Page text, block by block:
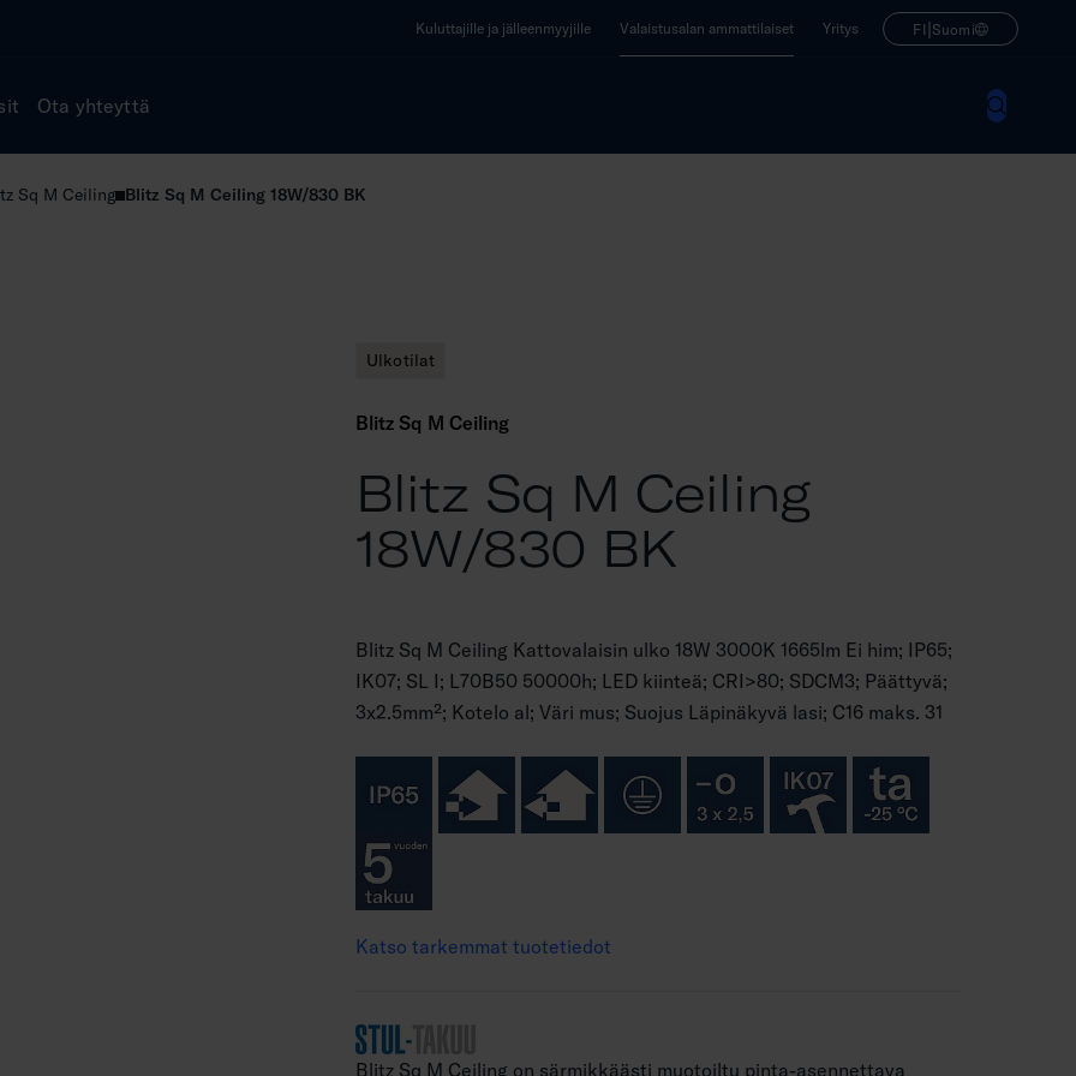
Kuluttajille ja jälleenmyyjille Valaistusalan ammattilaiset Yritys FI |Suomi
Ota yhteyttä
Sq M Ceiling Blitz Sq M Ceiling 18W/830 BK
Ulkotilat
Blitz Sq M Ceiling
Blitz Sq M Ceiling
18W/830 BK
Blitz Sq M Ceiling Kattovalaisin ulko 18W 3000K 1665lm Ei him; IP65;
IK07; SL I; L70B50 50000h; LED kiinteä; CRI>80; SDCM3; Päättyvä;
3x2.5mm²; Kotelo al; Väri mus; Suojus Läpinäkyvä lasi; C16 maks. 31
Katso tarkemmat tuotetiedot
Blitz Sq M Ceiling on särmikkäästi muotoiltu pinta-asennettava